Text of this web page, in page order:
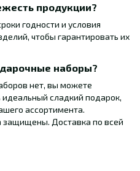
продукции?
годности и условия
чтобы гарантировать их
наборы?
нет, вы можете
сладкий подарок,
ассортимента.
защищены. Доставка по всей